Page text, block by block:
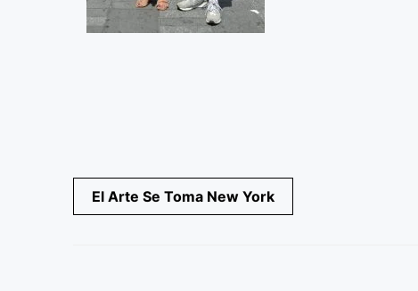
Navegación
de
El Arte Se Toma New York